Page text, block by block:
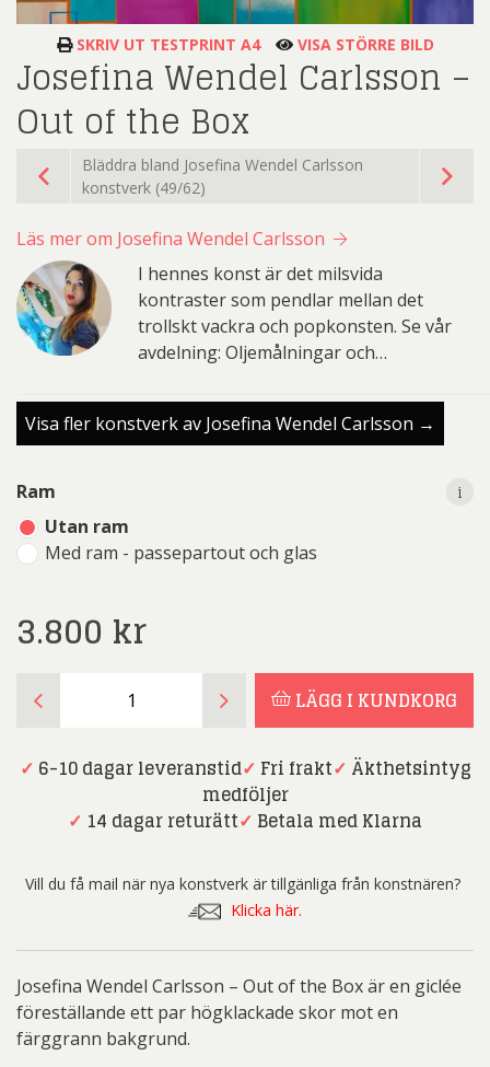
SKRIV UT TESTPRINT A4 VISA STÖRRE BILD
Josefina Wendel Carlsson –
Out of the Box
Bläddra bland Josefina Wendel Carlsson
konstverk (49/62)
Läs mer om Josefina Wendel Carlsson
I hennes konst är det milsvida
kontraster som pendlar mellan det
trollskt vackra och popkonsten. Se vår
avdelning: Oljemålningar och…
Visa fler konstverk av Josefina Wendel Carlsson →
Ram
Utan ram
Med ram - passepartout och glas
i
3.800 kr
i
Wendel
-
mängd
LÄGG I KUNDKORG
✓ 6-10 dagar leveranstid✓ Fri frakt✓ Äkthetsintyg
medföljer
✓ 14 dagar returätt✓ Betala med Klarna
Vill du få mail när nya konstverk är tillgänliga från konstnären?
Klicka här.
Josefina Wendel Carlsson – Out of the Box är en giclée
föreställande ett par högklackade skor mot en
färggrann bakgrund.